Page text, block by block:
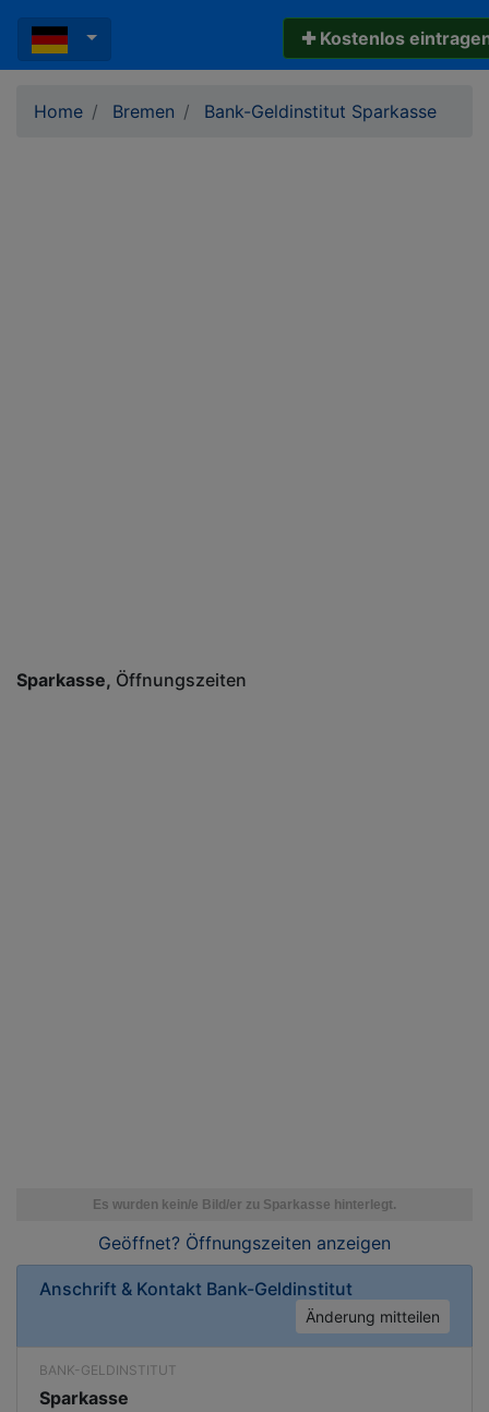
✚ Kostenlos
Home Bremen Bank-Geldinstitut Sparkasse
Sparkasse Öffnungszeiten
Geöffnet? Öffnungszeiten anzeigen
Anschrift & Kontakt Bank-Geldinstitut
Änderung mitteilen
BANK-GELDINSTITUT
Sparkasse